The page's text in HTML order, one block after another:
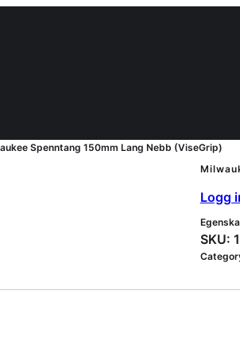
Spenntang 150mm Lang Nebb (ViseGrip)
Logg
SKU: